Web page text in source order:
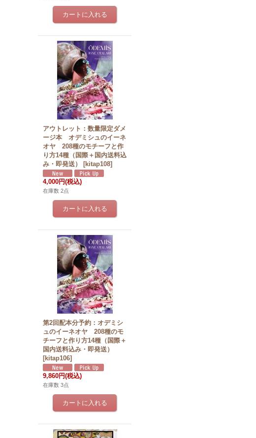
アウトレット：数量限定ダメ
ージ本 オデミシュのイーネ
オヤ 208種のモチーフと作
り方14種（国際＋国内送料込
み・即発送）
[kitap108]
4,000円(税込)
在庫数 2点
第2回配本分予約：オデミシ
ュのイーネオヤ 208種のモ
チーフと作り方14種（国際＋
国内送料込み・即発送）
[kitap106]
9,860円(税込)
在庫数 3点